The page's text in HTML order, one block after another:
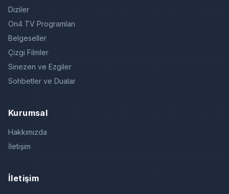
Diziler
On4 TV Programları
Belgeseller
Çizgi Filmler
Sinezen ve Ezgiler
Sohbetler ve Dualar
Kurumsal
Hakkımızda
İletişim
İletişim